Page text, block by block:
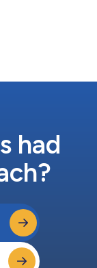
la na prática.
ao vivo
had